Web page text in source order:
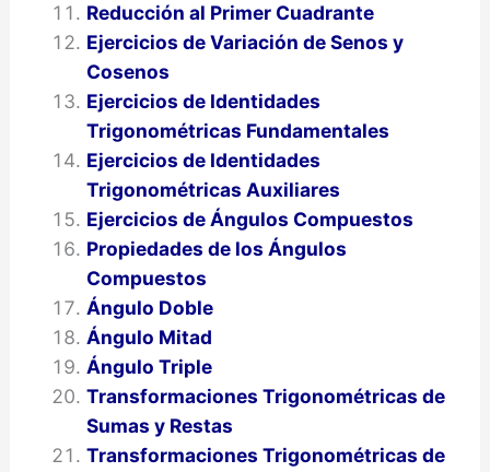
Reducción al Primer Cuadrante
Ejercicios de Variación de Senos y
Cosenos
Ejercicios de Identidades
Trigonométricas Fundamentales
Ejercicios de Identidades
Trigonométricas Auxiliares
Ejercicios de Ángulos Compuestos
Propiedades de los Ángulos
Compuestos
Ángulo Doble
Ángulo Mitad
Ángulo Triple
Transformaciones Trigonométricas de
Sumas y Restas
Transformaciones Trigonométricas de